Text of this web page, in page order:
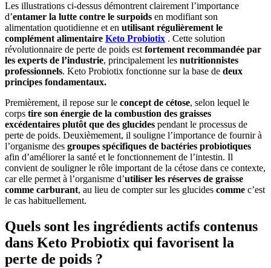
Les illustrations ci-dessus démontrent clairement l’importance
d’entamer la lutte contre le surpoids en modifiant son
alimentation quotidienne et en utilisant régulièrement le
complément alimentaire Keto Probiotix . Cette solution
révolutionnaire de perte de poids est fortement recommandée par
les experts de l’industrie, principalement les nutritionnistes
professionnels. Keto Probiotix fonctionne sur la base de deux
principes fondamentaux.
Premièrement, il repose sur le concept de cétose, selon lequel le
corps tire son énergie de la combustion des graisses
excédentaires plutôt que des glucides pendant le processus de
perte de poids. Deuxièmement, il souligne l’importance de fournir à
l’organisme des groupes spécifiques de bactéries probiotiques
afin d’améliorer la santé et le fonctionnement de l’intestin. Il
convient de souligner le rôle important de la cétose dans ce contexte,
car elle permet à l’organisme d’utiliser les réserves de graisse
comme carburant, au lieu de compter sur les glucides comme c’est
le cas habituellement.
Quels sont les ingrédients actifs contenus
dans Keto Probiotix qui favorisent la
perte de poids ?